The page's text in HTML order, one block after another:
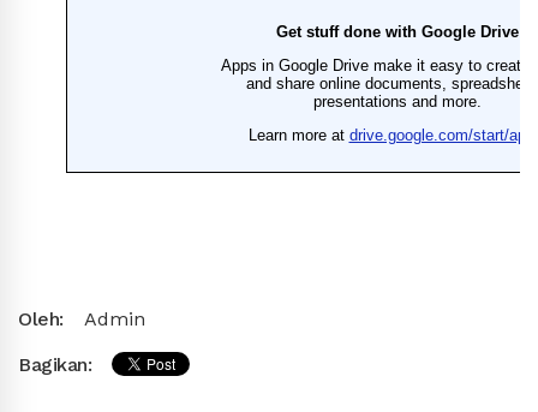
Oleh:
Admin
Bagikan: